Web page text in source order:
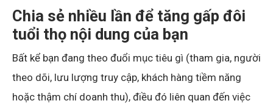
Chia sẻ nhiều lần để tăng gấp đôi
tuổi thọ nội dung của bạn
Bất kể bạn đang theo đuổi mục tiêu gì (tham gia, người
theo dõi, lưu lượng truy cập, khách hàng tiềm năng
hoặc thậm chí doanh thu), điều đó liên quan đến việc